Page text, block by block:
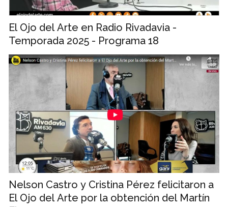
El Ojo del Arte en Radio Rivadavia -
Temporada 2025 - Programa 18
Nelson Castro y Cristina Pérez felicitaron a
El Ojo del Arte por la obtención del Martín